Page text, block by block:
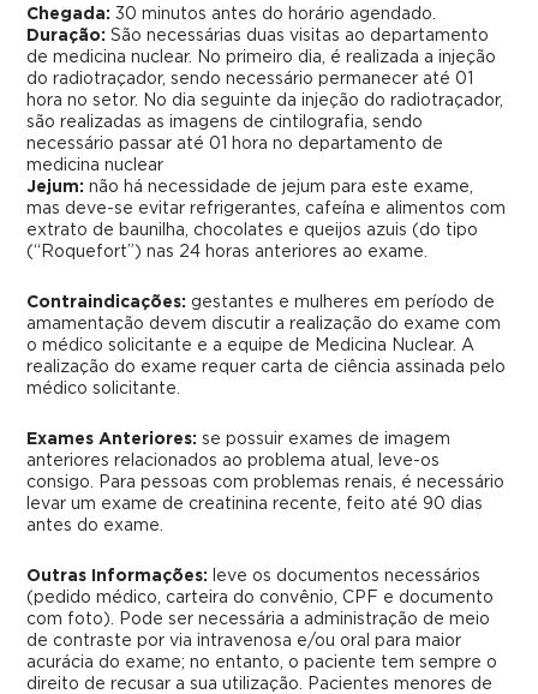
Chegada: 30 minutos antes do horário agendado.
Duração: São necessárias duas visitas ao departamento
de medicina nuclear. No primeiro dia, é realizada a injeção
do radiotraçador, sendo necessário permanecer até 01
hora no setor. No dia seguinte da injeção do radiotraçador,
são realizadas as imagens de cintilografia, sendo
necessário passar até 01 hora no departamento de
medicina nuclear
Jejum: não há necessidade de jejum para este exame,
mas deve-se evitar refrigerantes, cafeína e alimentos com
extrato de baunilha, chocolates e queijos azuis (do tipo
(“Roquefort”) nas 24 horas anteriores ao exame.
Contraindicações: gestantes e mulheres em período de
amamentação devem discutir a realização do exame com
o médico solicitante e a equipe de Medicina Nuclear. A
realização do exame requer carta de ciência assinada pelo
médico solicitante.
Exames Anteriores: se possuir exames de imagem
anteriores relacionados ao problema atual, leve-os
consigo. Para pessoas com problemas renais, é necessário
levar um exame de creatinina recente, feito até 90 dias
antes do exame.
Outras Informações:
leve os documentos necessários
(pedido médico, carteira do convênio, CPF e documento
com foto). Pode ser necessária a administração de meio
de contraste por via intravenosa e/ou oral para maior
acurácia do exame; no entanto, o paciente tem sempre o
direito de recusar a sua utilização. Pacientes menores de